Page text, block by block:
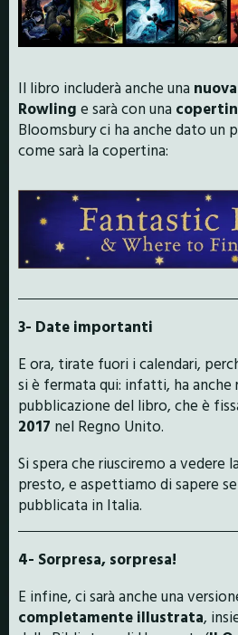
Il libro includerà anche una
Rowling e sarà con una
Bloomsbury ci ha anche dato un
come sarà la copertina:
3- Date importanti
E ora, tirate fuori i calendari,
si è fermata qui: infatti, ha anche
pubblicazione del libro, che è
2017 nel Regno Unito.
Si spera che riusciremo a vedere
presto, e aspettiamo di sapere
pubblicata in Italia.
4- Sorpresa, sorpresa!
E infine, ci sarà anche una
completamente illustrata,